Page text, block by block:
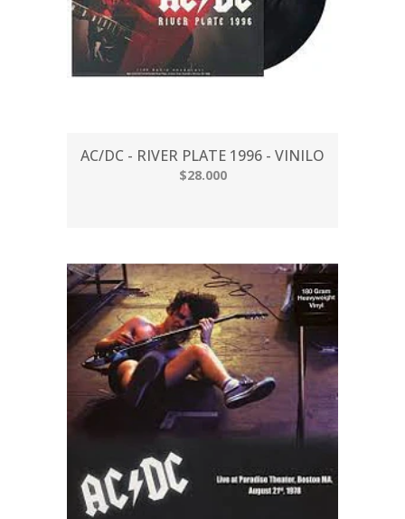
AC/DC - RIVER PLATE 1996 - VINILO
$28.000